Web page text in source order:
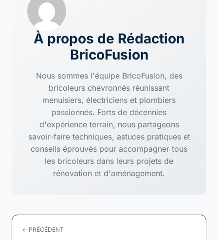
À propos de Rédaction
BricoFusion
Nous sommes l'équipe BricoFusion, des
bricoleurs chevronnés réunissant
menuisiers, électriciens et plombiers
passionnés. Forts de décennies
d'expérience terrain, nous partageons
savoir-faire techniques, astuces pratiques et
conseils éprouvés pour accompagner tous
les bricoleurs dans leurs projets de
rénovation et d'aménagement.
← PRÉCÉDENT